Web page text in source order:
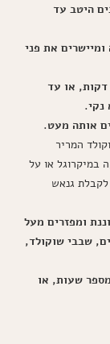
היטב עד
את פני
אופים את העוגה במשך כ-40-45 דקות, או עד
נקי.
אותה מעט.
המריר
במיקרוגל או על
גנאש
ומפזרים מעל
שבבי שוקולד,
שעות, או